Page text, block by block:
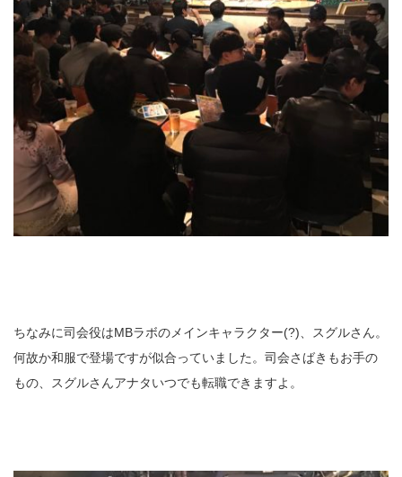
ちなみに司会役はMBラボのメインキャラクター(?)、スグルさん。
何故か和服で登場ですが似合っていました。司会さばきもお手の
もの、スグルさんアナタいつでも転職できますよ。